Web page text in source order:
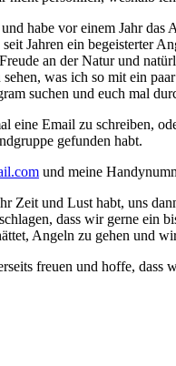
habe vor einem Jahr das
Jahren ein begeisterter
an der Natur und
was ich so mit ein
suchen und euch mal
eine Email zu schreiben,
gefunden habt.
und meine
Zeit und Lust habt, uns
dass wir gerne ein
Angeln zu gehen und
freuen und hoffe, dass